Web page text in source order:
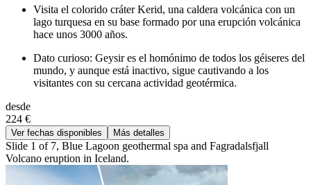
Visita el colorido cráter Kerid, una caldera volcánica con un
lago turquesa en su base formado por una erupción volcánica
hace unos 3000 años.
Dato curioso: Geysir es el homónimo de todos los géiseres del
mundo, y aunque está inactivo, sigue cautivando a los
visitantes con su cercana actividad geotérmica.
desde
224 €
Ver fechas disponibles Más detalles
Slide 1 of 7, Blue Lagoon geothermal spa and Fagradalsfjall
Volcano eruption in Iceland.